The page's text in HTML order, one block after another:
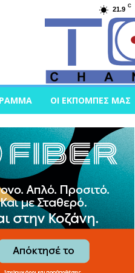
21.9 C
ΟΙ ΕΚΠΟΜΠΈΣ ΜΑΣ